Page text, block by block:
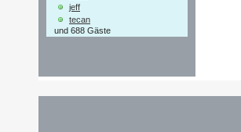
jeff
tecan
und 688 Gäste